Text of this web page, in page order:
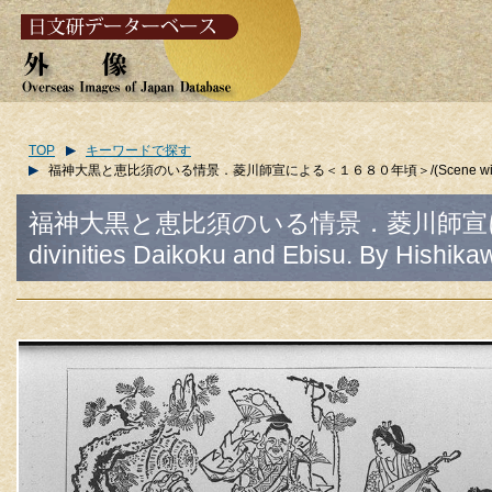
TOP
キーワードで探す
福神大黒と恵比須のいる情景．菱川師宣による＜１６８０年頃＞/
福神大黒と恵比須のいる情景．菱川師
divinities Daikoku and Ebisu. By